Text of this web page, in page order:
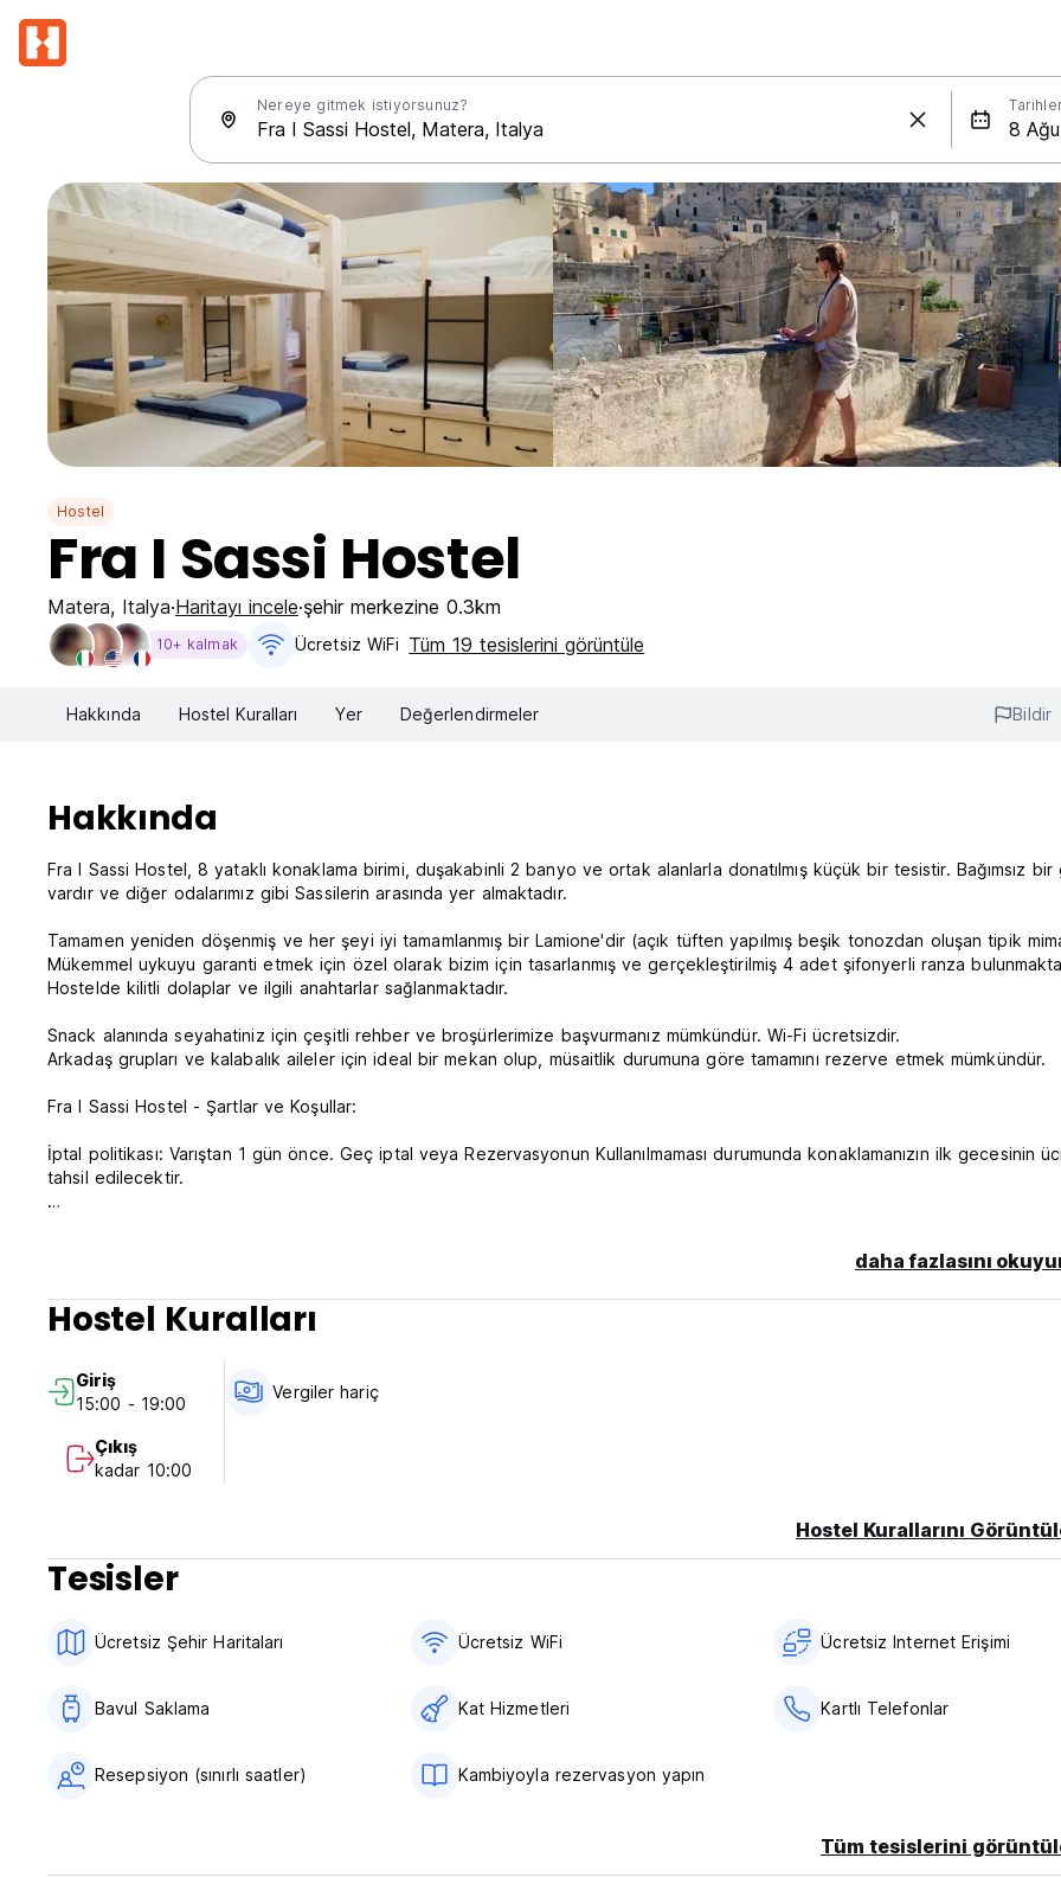
Nereye gitmek istiyorsunuz?
Hostel
Fra I Sassi Hostel
Matera, Italya Haritayı incele şehir merkezine 0.3km
10+ kalmak Ücretsiz WiFi Tüm 19 tesislerini görüntüle
Hakkında Hostel Kuralları Yer Değerlendirmeler Bildir
Hakkında
Fra I Sassi Hostel, 8 yataklı konaklama birimi, duşakabinli 2 banyo ve ortak alanlarla donatılmış küçük bir tesistir. Bağımsız bir
vardır ve diğer odalarımız gibi Sassilerin arasında yer almaktadır.
Tamamen yeniden döşenmiş ve her şeyi iyi tamamlanmış bir Lamione'dir (açık tüften yapılmış beşik tonozdan oluşan tipik
Mükemmel uykuyu garanti etmek için özel olarak bizim için tasarlanmış ve gerçekleştirilmiş 4 adet şifonyerli ranza
Hostelde kilitli dolaplar ve ilgili anahtarlar sağlanmaktadır.
Snack alanında seyahatiniz için çeşitli rehber ve broşürlerimize başvurmanız mümkündür. Wi-Fi ücretsizdir.
Arkadaş grupları ve kalabalık aileler için ideal bir mekan olup, müsaitlik durumuna göre tamamını rezerve etmek mümkündür.
Fra I Sassi Hostel - Şartlar ve Koşullar:
İptal politikası: Varıştan 1 gün önce. Geç iptal veya Rezervasyonun Kullanılmaması durumunda konaklamanızın ilk gecesinin
tahsil edilecektir.
Varışta nakit, kredi ve banka kartlarıyla ödeme.
Bu otel varıştan önce kartınızdan ön provizyon alabilir.
Kahvaltı dahil değildir.
Genel:
Resepsiyon saatleri 12:00.
Sokağa çıkma yasağı yok. (Auto-translated from original language)
daha fazlasını
Hostel Kuralları
Giriş
15:00 - 19:00
Çıkış
kadar 10:00
Vergiler hariç
Hostel Kurallarını
Tesisler
Ücretsiz Şehir Haritaları Ücretsiz WiFi Ücretsiz Internet Erişimi
Bavul Saklama Kat Hizmetleri Kartlı Telefonlar
Resepsiyon (sınırlı saatler) Kambiyoyla rezervasyon yapın
Tüm tesislerini